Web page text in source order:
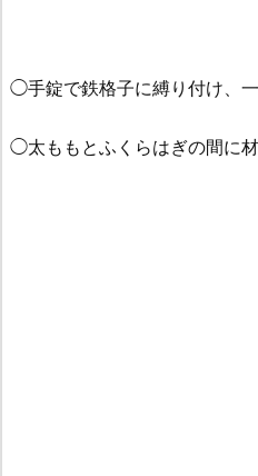
◯手錠で鉄格子に縛り付け、
◯太ももとふくらはぎの間に